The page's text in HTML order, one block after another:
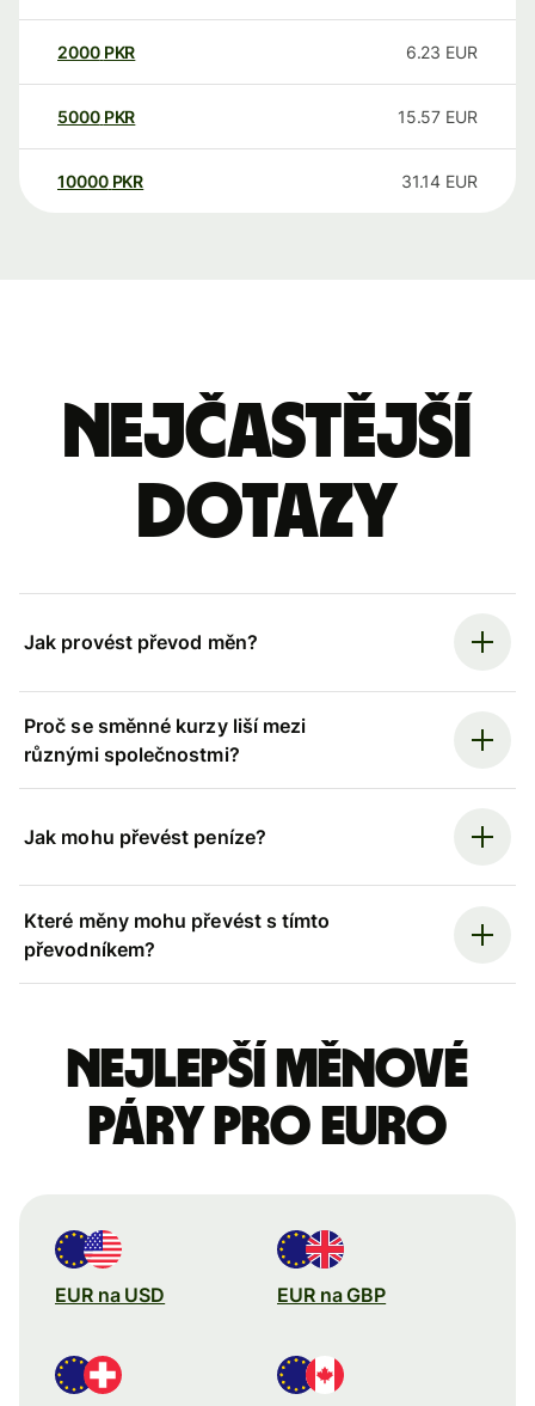
2000 PKR 6.23 EUR
5000 PKR 15.57 EUR
10000 PKR 31.14 EUR
Nejčastější
dotazy
Jak provést převod měn?
Proč se směnné kurzy liší mezi
různými společnostmi?
Jak mohu převést peníze?
Které měny mohu převést s tímto
převodníkem?
Nejlepší měnové
páry pro euro
EUR na USD EUR na GBP